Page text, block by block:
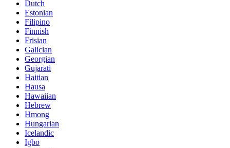
Dutch
Estonian
Filipino
Finnish
Frisian
Galician
Georgian
Gujarati
Haitian
Hausa
Hawaiian
Hebrew
Hmong
Hungarian
Icelandic
Igbo